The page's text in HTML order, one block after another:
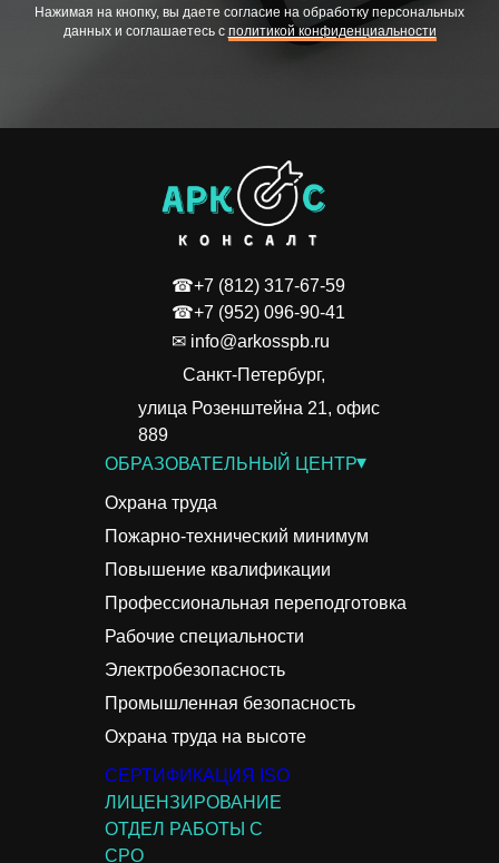
Нажимая на кнопку, вы даете согласие на обработку персональных
данных и соглашаетесь c политикой конфиденциальности
ОБРАЗОВАТЕЛЬНЫЙ ЦЕНТР
Охрана труда
▾
Повышение квалификации
Профессиональная переподготовка
Рабочие специальности
Электробезопасность
Промышленная безопасность
СЕРТИФИКАЦИЯ ISO
ОТДЕЛ РАБОТЫ С
СРО
ЛИЦЕНЗИРОВАНИЕ
☎+7 (812) 317-67-59
☎+7 (952) 096-90-41
✉ info@arkosspb.ru
Санкт-Петербург,
улица Розенштейна 21, офис
889
Пожарно-технический минимум
Охрана труда на высоте